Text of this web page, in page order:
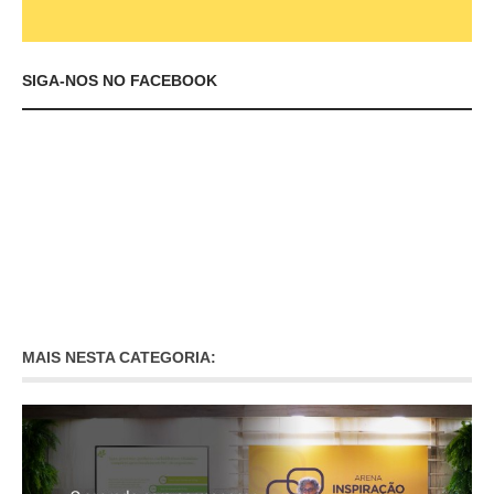
SIGA-NOS NO FACEBOOK
MAIS NESTA CATEGORIA: